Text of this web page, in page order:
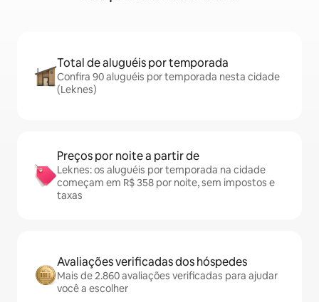
Total de aluguéis por temporada
Confira 90 aluguéis por temporada nesta cidade
(Leknes)
Preços por noite a partir de
Leknes: os aluguéis por temporada na cidade
começam em R$ 358 por noite, sem impostos e
taxas
Avaliações verificadas dos hóspedes
Mais de 2.860 avaliações verificadas para ajudar
você a escolher